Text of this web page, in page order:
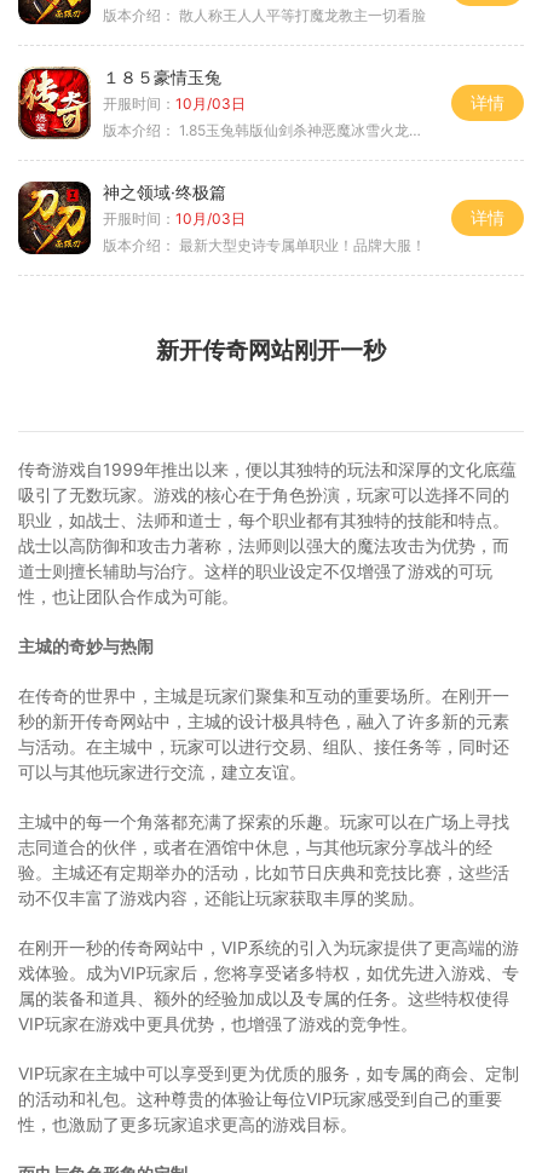
版本介绍： 散人称王人人平等打魔龙教主一切看脸
１８５豪情玉兔
开服时间： 10月/03日
版本介绍： 1.85玉兔韩版仙剑杀神恶魔冰雪火龙神器专属
详情
神之领域·终极篇
开服时间： 10月/03日
版本介绍： 最新大型史诗专属单职业！品牌大服！
详情
新开传奇网站刚开一秒
传奇游戏自1999年推出以来，便以其独特的玩法和深厚的文化底蕴
吸引了无数玩家。游戏的核心在于角色扮演，玩家可以选择不同的
职业，如战士、法师和道士，每个职业都有其独特的技能和特点。
战士以高防御和攻击力著称，法师则以强大的魔法攻击为优势，而
道士则擅长辅助与治疗。这样的职业设定不仅增强了游戏的可玩
性，也让团队合作成为可能。
主城的奇妙与热闹
在传奇的世界中，主城是玩家们聚集和互动的重要场所。在刚开一
秒的新开传奇网站中，主城的设计极具特色，融入了许多新的元素
与活动。在主城中，玩家可以进行交易、组队、接任务等，同时还
可以与其他玩家进行交流，建立友谊。
主城中的每一个角落都充满了探索的乐趣。玩家可以在广场上寻找
志同道合的伙伴，或者在酒馆中休息，与其他玩家分享战斗的经
验。主城还有定期举办的活动，比如节日庆典和竞技比赛，这些活
动不仅丰富了游戏内容，还能让玩家获取丰厚的奖励。
在刚开一秒的传奇网站中，VIP系统的引入为玩家提供了更高端的游
戏体验。成为VIP玩家后，您将享受诸多特权，如优先进入游戏、专
属的装备和道具、额外的经验加成以及专属的任务。这些特权使得
VIP玩家在游戏中更具优势，也增强了游戏的竞争性。
VIP玩家在主城中可以享受到更为优质的服务，如专属的商会、定制
的活动和礼包。这种尊贵的体验让每位VIP玩家感受到自己的重要
性，也激励了更多玩家追求更高的游戏目标。